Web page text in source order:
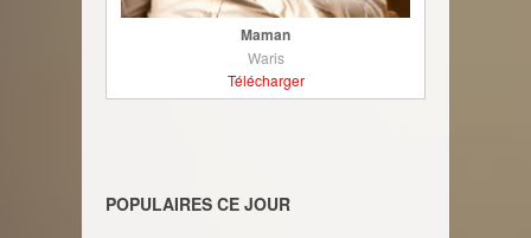
Maman
Waris
Télécharger
POPULAIRES CE JOUR